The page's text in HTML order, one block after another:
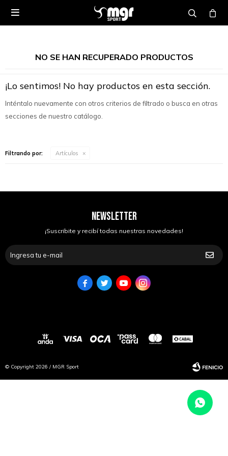

NO SE HAN RECUPERADO PRODUCTOS
¡Lo sentimos! No hay productos en esta sección.
Inténtalo nuevamente con otros criterios de filtrado o busca en otras
secciones de nuestro catálogo.
Filtrando por: Artículos
NEWSLETTER
¡Suscribite y recibí todas nuestras novedades!
   
© Copyright 2026 / MGR Sport